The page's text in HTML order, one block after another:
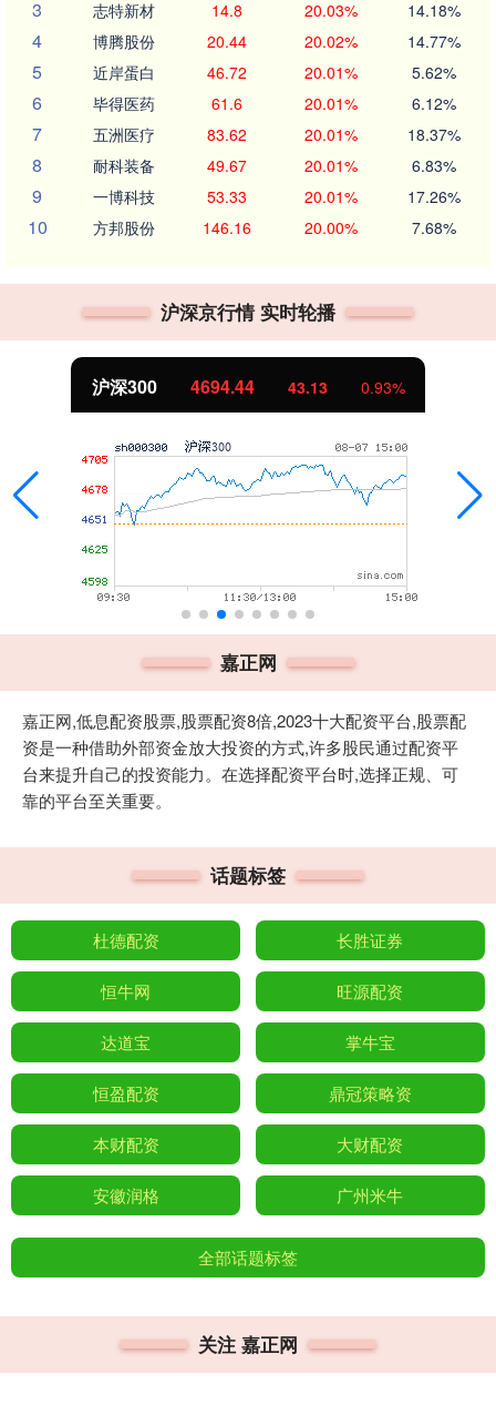
3 志特新材 14.8 20.03% 14.18%
4 博腾股份 20.44 20.02% 14.77%
5 近岸蛋白 46.72 20.01% 5.62%
6 毕得医药 61.6 20.01% 6.12%
7 五洲医疗 83.62 20.01% 18.37%
8 耐科装备 49.67 20.01% 6.83%
9 一博科技 53.33 20.01% 17.26%
10 方邦股份 146.16 20.00% 7.68%
沪深京行情 实时轮播
北证50 1134.24 11.37
嘉正网
嘉正网,低息配资股票,股票配资8倍,2023十大配资平台,股票配
资是一种借助外部资金放大投资的方式,许多股民通过配资平
台来提升自己的投资能力。在选择配资平台时,选择正规、可
靠的平台至关重要。
话题标签
杜德配资 长胜证券
恒牛网 旺源配资
达道宝 掌牛宝
恒盈配资 鼎冠策略资
本财配资 大财配资
安徽润格 广州米牛
全部话题标签
关注 嘉正网